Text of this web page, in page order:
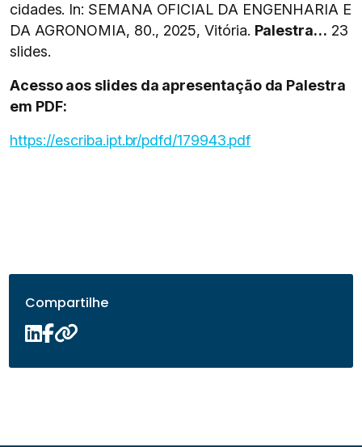
cidades. In: SEMANA OFICIAL DA ENGENHARIA E
DA AGRONOMIA, 80., 2025, Vitória. Palestra… 23
slides.
Acesso aos slides da apresentação da Palestra
em PDF:
https://escriba.ipt.br/pdfd/179943.pdf
Compartilhe